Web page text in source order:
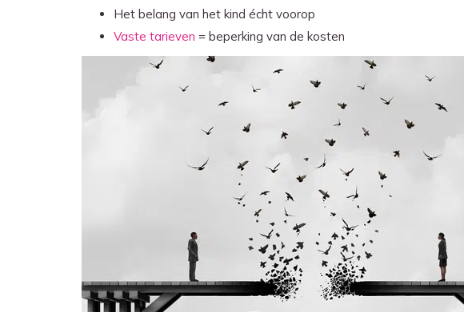
Het belang van het kind écht voorop
Vaste tarieven = beperking van de kosten